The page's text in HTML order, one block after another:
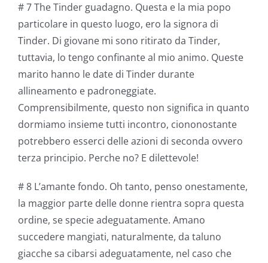
# 7 The Tinder guadagno. Questa e la mia popo
particolare in questo luogo, ero la signora di
Tinder. Di giovane mi sono ritirato da Tinder,
tuttavia, lo tengo confinante al mio animo. Queste
marito hanno le date di Tinder durante
allineamento e padroneggiate.
Comprensibilmente, questo non significa in quanto
dormiamo insieme tutti incontro, ciononostante
potrebbero esserci delle azioni di seconda ovvero
terza principio. Perche no? E dilettevole!
# 8 L’amante fondo. Oh tanto, penso onestamente,
la maggior parte delle donne rientra sopra questa
ordine, se specie adeguatamente. Amano
succedere mangiati, naturalmente, da taluno
giacche sa cibarsi adeguatamente, nel caso che